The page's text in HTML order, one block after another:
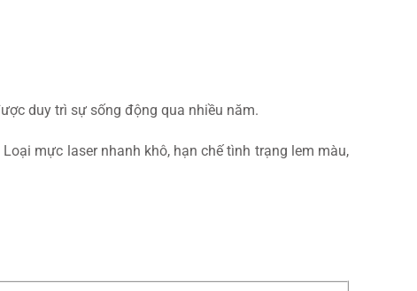
duy trì sự sống động qua nhiều năm.
mực laser nhanh khô, hạn chế tình trạng lem màu,